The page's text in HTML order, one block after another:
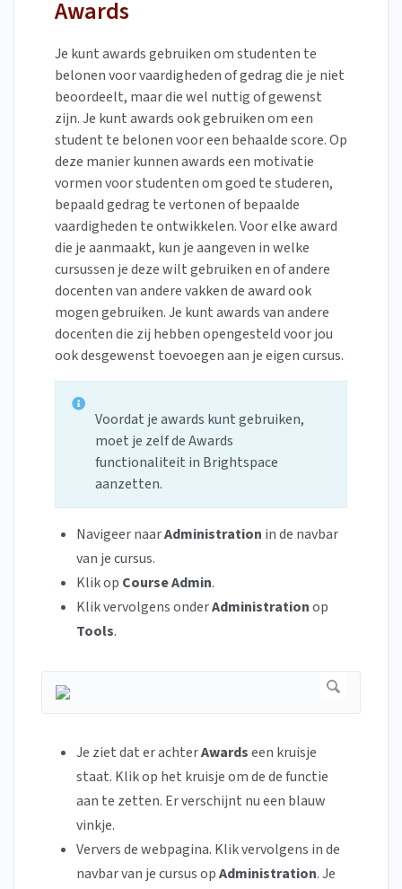
Awards
Je kunt awards gebruiken om studenten te
belonen voor vaardigheden of gedrag die je niet
beoordeelt, maar die wel nuttig of gewenst
zijn. Je kunt awards ook gebruiken om een
student te belonen voor een behaalde score. Op
deze manier kunnen awards een motivatie
vormen voor studenten om goed te studeren,
bepaald gedrag te vertonen of bepaalde
vaardigheden te ontwikkelen. Voor elke award
die je aanmaakt, kun je aangeven in welke
cursussen je deze wilt gebruiken en of andere
docenten van andere vakken de award ook
mogen gebruiken. Je kunt awards van andere
docenten die zij hebben opengesteld voor jou
ook desgewenst toevoegen aan je eigen cursus.
Voordat je awards kunt gebruiken,
moet je zelf de Awards
functionaliteit in Brightspace
aanzetten.
Navigeer naarAdministration in de navbar
van je cursus.
Klik op Course Admin.
Klik vervolgens onderAdministrationop
Tools.
Je ziet dat er achterAwardseen kruisje
staat. Klik op het kruisje om de de functie
aan te zetten. Er verschijnt nu een blauw
vinkje.
Ververs de webpagina. Klik vervolgens in de
navbar van je cursus opAdministration. Je